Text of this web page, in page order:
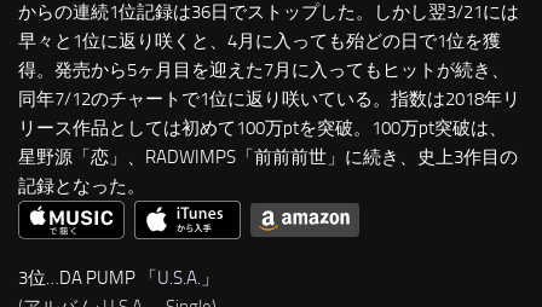
からの連続1位記録は36日でストップした。しかし翌3/21には
早々と1位に返り咲くと、4月に入っても殆どの日で1位を獲
得。発売から5ヶ月目を迎えた7月に入ってもヒットが続き、
同年7/12のチャートで1位に返り咲いている。指数は2018年リ
リース作品としては初めて100万ptを突破。100万pt突破は、
星野源「恋」、RADWIMPS「前前前世」に続き、史上3作目の
記録となった。
3位…DA PUMP 「 U.S.A. 」